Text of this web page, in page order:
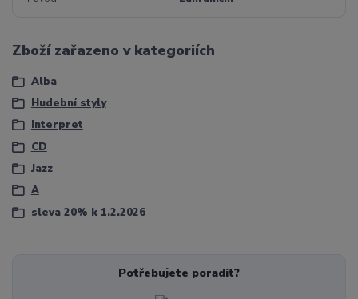
Zboží zařazeno v kategoriích
Alba
Hudební styly
Interpret
CD
Jazz
A
sleva 20% k 1.2.2026
Potřebujete poradit?